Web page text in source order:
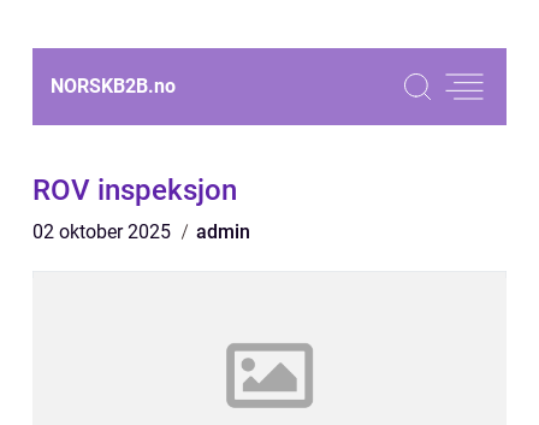
NORSKB2B.no
ROV inspeksjon
02 oktober 2025 admin